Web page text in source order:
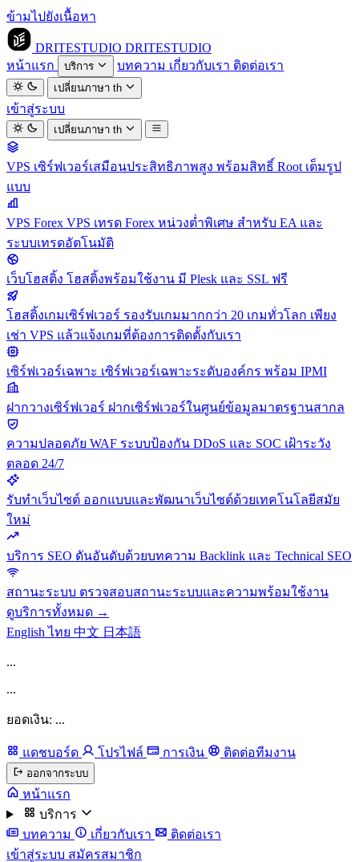
ข้ามไปยังเนื้อหา
DRITESTUDIO DRITESTUDIO
หน้าแรก
บริการ บทความ เกี่ยวกับเรา ติดต่อเรา
เปลี่ยนภาษาth
เข้าสู่ระบบ
เปลี่ยนภาษาth
VPS เซิร์ฟเวอร์เสมือนประสิทธิภาพสูง พร้อมสิทธิ์ Root เต็มรูป
แบบ
VPS Forex VPS เทรด Forex หน่วงต่ำพิเศษ สำหรับ EA และ
ระบบเทรดอัตโนมัติ
เว็บโฮสติ้ง โฮสติ้งพร้อมใช้งาน มี Plesk และ SSL ฟรี
โฮสติ้งเกมเซิร์ฟเวอร์ รองรับเกมมากกว่า 20 เกมทั่วโลก เพียง
เช่า VPS แล้วแจ้งเกมที่ต้องการติดตั้งกับเรา
เซิร์ฟเวอร์เฉพาะ เซิร์ฟเวอร์เฉพาะระดับองค์กร พร้อม IPMI
ฝากวางเซิร์ฟเวอร์ ฝากเซิร์ฟเวอร์ในศูนย์ข้อมูลมาตรฐานสากล
ความปลอดภัย WAF ระบบป้องกัน DDoS และ SOC เฝ้าระวัง
ตลอด 24/7
รับทำเว็บไซต์ ออกแบบและพัฒนาเว็บไซต์ด้วยเทคโนโลยีสมัย
ใหม่
บริการ SEO ดันอันดับด้วยบทความ Backlink และ Technical SEO
สถานะระบบ ตรวจสอบสถานะระบบและความพร้อมใช้งาน
ดูบริการทั้งหมด →
Englishไทย 中文 日本語
...
...
ยอดเงิน: ...
แดชบอร์ด โปรไฟล์ การเงิน ติดต่อทีมงาน
ออกจากระบบ
หน้าแรก
บริการ
บทความ
เกี่ยวกับเรา
ติดต่อเรา
เข้าสู่ระบบ สมัครสมาชิก